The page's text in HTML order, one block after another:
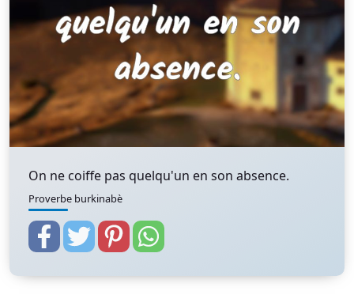
On ne coiffe pas quelqu'un en son absence.
Proverbe burkinabè